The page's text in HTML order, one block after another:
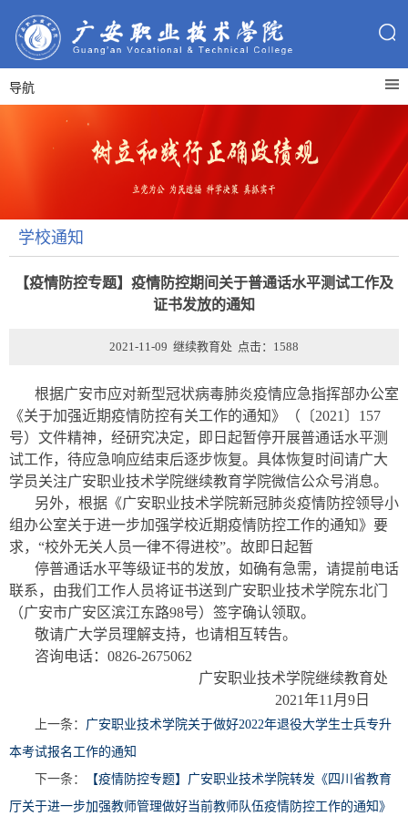
导航
学校通知
【疫情防控专题】疫情防控期间关于普通话水平测试工作及
证书发放的通知
2021-11-09 继续教育处 点击： 1588
根据广安市应对新型冠状病毒肺炎疫情应急指挥部办公室
《关于加强近期疫情防控有关工作的通知》（〔2021〕157
号）文件精神，经研究决定，即日起暂停开展普通话水平测
试工作，待应急响应结束后逐步恢复。具体恢复时间请广大
学员关注广安职业技术学院继续教育学院微信公众号消息。
另外，根据《广安职业技术学院新冠肺炎疫情防控领导小
组办公室关于进一步加强学校近期疫情防控工作的通知》要
求，“校外无关人员一律不得进校”。故即日起暂
停普通话水平等级证书的发放，如确有急需，请提前电话
联系，由我们工作人员将证书送到广安职业技术学院东北门
（广安市广安区滨江东路98号）签字确认领取。
敬请广大学员理解支持，也请相互转告。
咨询电话：0826-2675062
广安职业技术学院继续教育处
2021年11月9日
上一条： 广安职业技术学院关于做好2022年退役大学生士兵专升
本考试报名工作的通知
下一条：
【疫情防控专题】广安职业技术学院转发《四川省教育
厅关于进一步加强教师管理做好当前教师队伍疫情防控工作的通知》